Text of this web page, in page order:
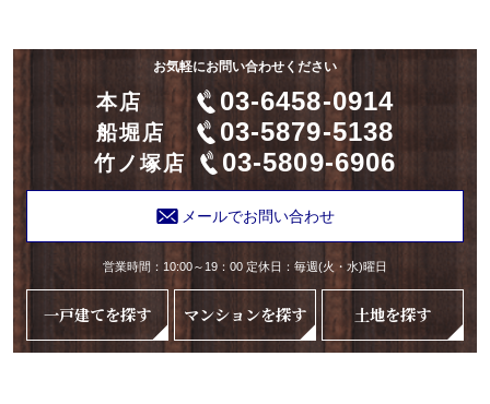
お気軽にお問い合わせください
本店 03-6458-0914
船堀店 03-5879-5138
竹ノ塚店 03-5809-6906
メールでお問い合わせ
営業時間：10:00～19：00 定休日：毎週(火・水)曜日
一戸建てを探す マンションを探す 土地を探す